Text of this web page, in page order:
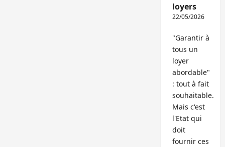
loyers
22/05/2026
"Garantir à
tous un
loyer
abordable"
: tout à fait
souhaitable.
Mais c'est
l'Etat qui
doit
fournir ces